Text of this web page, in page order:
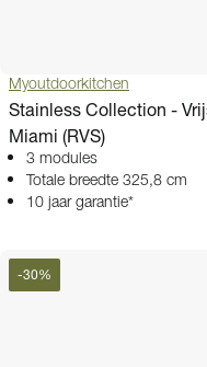
Myoutdoorkitchen
Stainless Collection -
Miami (RVS)
3 modules
Totale breedte 325,8 cm
10 jaar garantie*
-30%